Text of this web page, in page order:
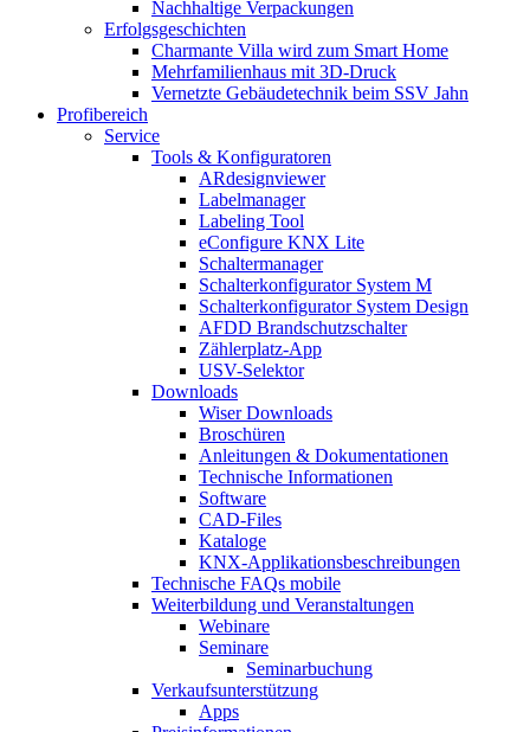
Nachhaltige Verpackungen
Erfolgsgeschichten
Charmante Villa wird zum Smart Home
Mehrfamilienhaus mit 3D-Druck
Vernetzte Gebäudetechnik beim SSV Jahn
Profibereich
Service
Tools & Konfiguratoren
ARdesignviewer
Labelmanager
Labeling Tool
eConfigure KNX Lite
Schaltermanager
Schalterkonfigurator System M
Schalterkonfigurator System Design
AFDD Brandschutzschalter
Zählerplatz-App
USV-Selektor
Downloads
Wiser Downloads
Broschüren
Anleitungen & Dokumentationen
Technische Informationen
Software
CAD-Files
Kataloge
KNX-Applikationsbeschreibungen
Technische FAQs mobile
Weiterbildung und Veranstaltungen
Webinare
Seminare
Seminarbuchung
Verkaufsunterstützung
Apps